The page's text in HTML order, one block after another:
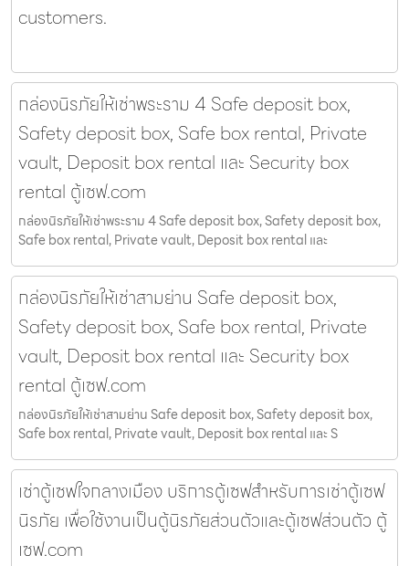
customers.
กล่องนิรภัยให้เช่าพระราม 4 Safe deposit box,
Safety deposit box, Safe box rental, Private
vault, Deposit box rental และ Security box
rental ตู้เซฟ.com
กล่องนิรภัยให้เช่าพระราม 4 Safe deposit box, Safety deposit box,
Safe box rental, Private vault, Deposit box rental และ
กล่องนิรภัยให้เช่าสามย่าน Safe deposit box,
Safety deposit box, Safe box rental, Private
vault, Deposit box rental และ Security box
rental ตู้เซฟ.com
กล่องนิรภัยให้เช่าสามย่าน Safe deposit box, Safety deposit box,
Safe box rental, Private vault, Deposit box rental และ S
เช่าตู้เซฟใจกลางเมือง บริการตู้เซฟสำหรับการเช่าตู้เซฟ
นิรภัย เพื่อใช้งานเป็นตู้นิรภัยส่วนตัวและตู้เซฟส่วนตัว ตู้
เซฟ.com